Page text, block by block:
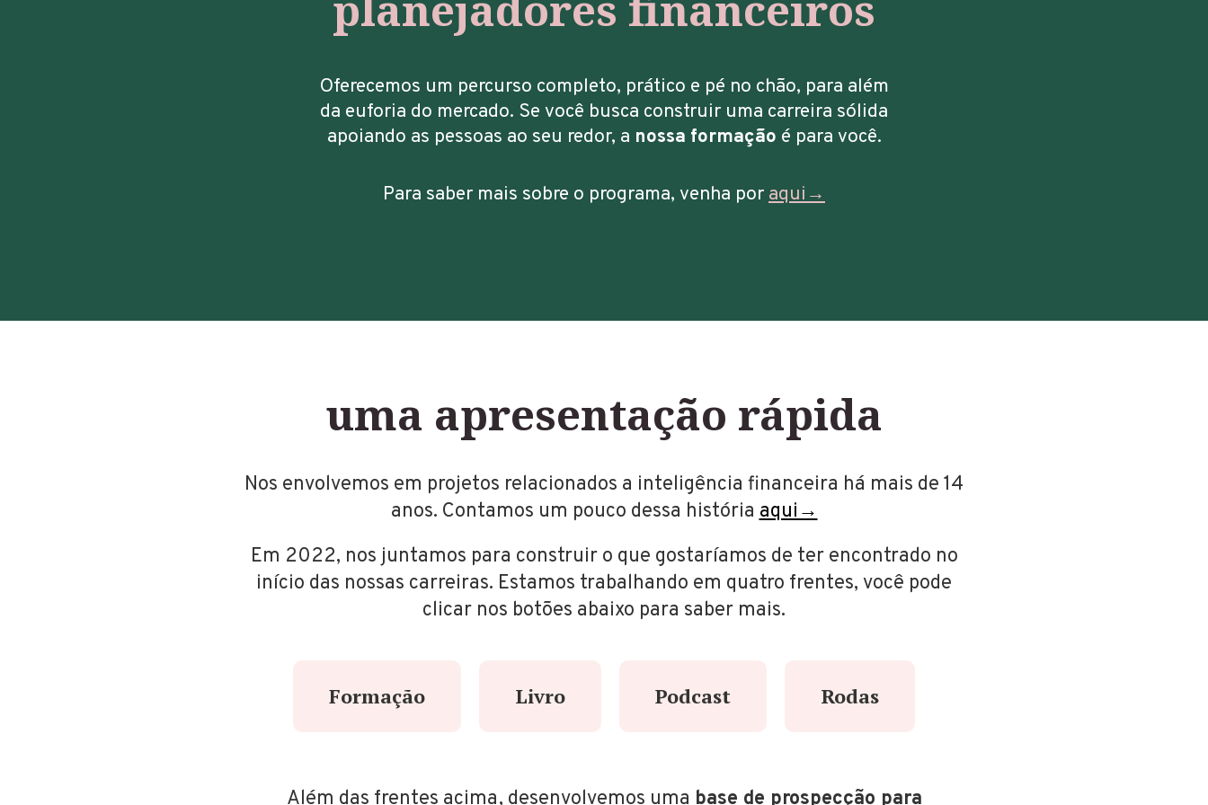
Oferecemos um percurso completo, prático e pé no chão, para além
da euforia do mercado. Se você busca construir uma carreira sólida
apoiando as pessoas ao seu redor, a nossa formação é para você.
Para saber mais sobre o programa, venha por aqui→
uma apresentação rápida
Nos envolvemos em projetos relacionados a inteligência financeira há mais de 14
anos. Contamos um pouco dessa história aqui→
Em 2022, nos juntamos para construir o que gostaríamos de ter encontrado no
início das nossas carreiras. Estamos trabalhando em quatro frentes, você pode
clicar nos botões abaixo para saber mais.
Formação Livro Podcast Rodas
Além das frentes acima, desenvolvemos uma base de prospecção para